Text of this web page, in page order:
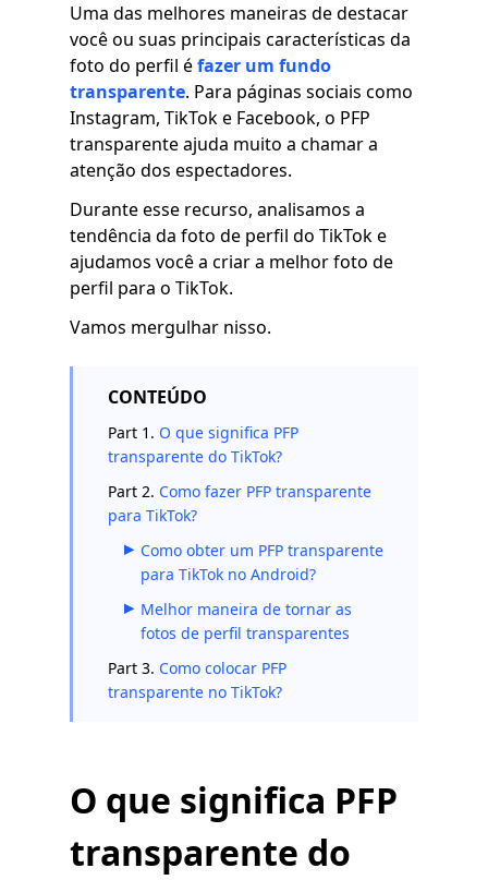
Uma das melhores maneiras de destacar
você ou suas principais características da
foto do perfil éfazer um fundo
transparente. Para páginas sociais como
Instagram, TikTok e Facebook, o PFP
transparente ajuda muito a chamar a
atenção dos espectadores.
Durante esse recurso, analisamos a
tendência da foto de perfil do TikTok e
ajudamos você a criar a melhor foto de
perfil para o TikTok.
Vamos mergulhar nisso.
CONTEÚDO
Part 1. O que significa PFP
transparente do TikTok?
Part 2. Como fazer PFP transparente
para TikTok?
Como obter um PFP transparente
para TikTok no Android?
Melhor maneira de tornar as
fotos de perfil transparentes
Part 3. Como colocar PFP
transparente no TikTok?
O que significa PFP
transparente do